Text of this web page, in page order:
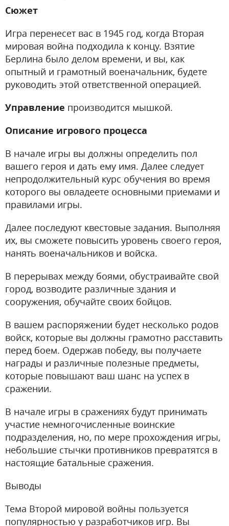
Сюжет
Игра перенесет вас в 1945 год, когда Вторая
мировая война подходила к концу. Взятие
Берлина было делом времени, и вы, как
опытный и грамотный военачальник, будете
руководить этой ответственной операцией.
Управление производится мышкой.
Описание игрового процесса
В начале игры вы должны определить пол
вашего героя и дать ему имя. Далее следует
непродолжительный курс обучения во время
которого вы овладеете основными приемами и
правилами игры.
Далее последуют квестовые задания. Выполняя
их, вы сможете повысить уровень своего героя,
нанять военачальников и войска.
В перерывах между боями, обустраивайте свой
город, возводите различные здания и
сооружения, обучайте своих бойцов.
В вашем распоряжении будет несколько родов
войск, которые вы должны грамотно расставить
перед боем. Одержав победу, вы получаете
награды и различные полезные предметы,
которые повышают ваш шанс на успех в
сражении.
В начале игры в сражениях будут принимать
участие немногочисленные воинские
подразделения, но, по мере прохождения игры,
небольшие стычки противников превратятся в
настоящие батальные сражения.
Выводы
Тема Второй мировой войны пользуется
популярностью у разработчиков игр. Вы